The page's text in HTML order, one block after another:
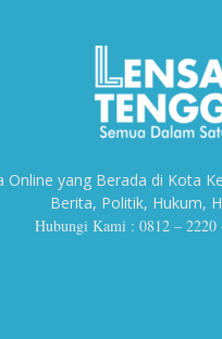
Online yang Berada di Kota
Berita, Politik, Hukum,
Hubungi Kami : 0812 – 2220